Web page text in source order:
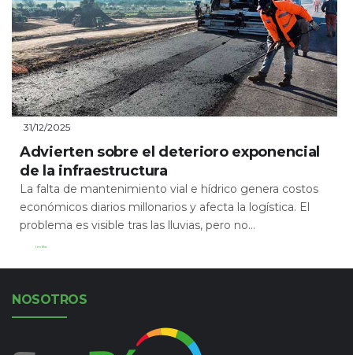
31/12/2025
Advierten sobre el deterioro exponencial
de la infraestructura
La falta de mantenimiento vial e hídrico genera costos
económicos diarios millonarios y afecta la logística. El
problema es visible tras las lluvias, pero no...
Leer Más
NOSOTROS